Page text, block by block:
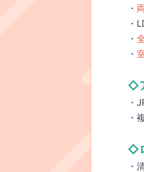
・
・
・
・
◇
・
・
◇
・